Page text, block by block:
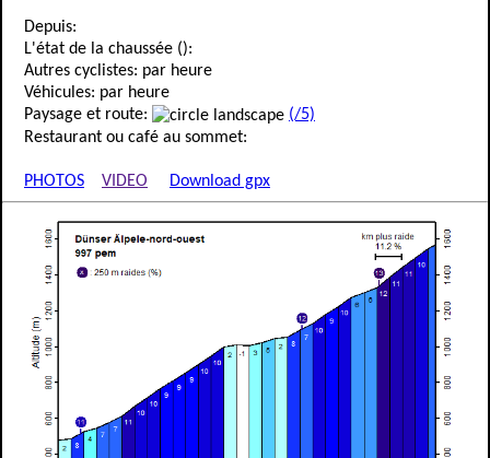
Depuis:
L'état de la chaussée ():
Autres cyclistes: par heure
Véhicules: par heure
Paysage et route:
(/5)
Restaurant ou café au sommet:
PHOTOS VIDEO Download gpx